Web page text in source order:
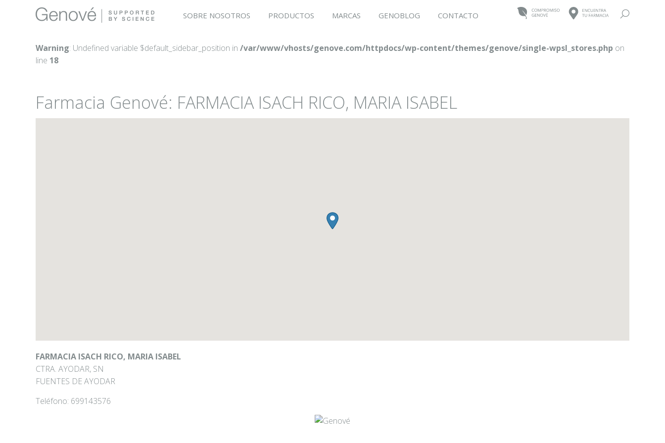
SOBRE NOSOTROS PRODUCTOS MARCAS GENOBLOG CONTACTO Buscar:
Warning: Undefined variable $default_sidebar_position in /var/www/vhosts/genove.com/httpdocs/wp-content/themes/genove/single-wpsl_stores.php on
line 18
Farmacia Genové: FARMACIA ISACH RICO, MARIA ISABEL
FARMACIA ISACH RICO, MARIA ISABEL
CTRA. AYODAR, SN
FUENTES DE AYODAR
Teléfono: 699143576